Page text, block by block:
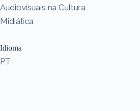
Audiovisuais na Cultura
Midiática
Idioma
PT